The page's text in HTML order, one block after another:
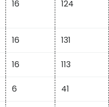
16 124
16 131
16 113
6 41